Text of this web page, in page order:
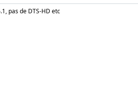
pas de DTS-HD etc